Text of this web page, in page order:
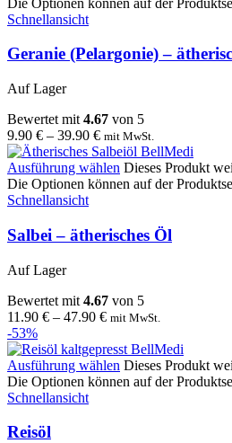
Schnellansicht
Geranie (Pelargonie) –
Auf Lager
Bewertet mit 4.67 von 5
9.90 € – 39.90 € mit MwSt.
Ausführung wählen Dieses Produkt
Die Optionen können auf der
Schnellansicht
Salbei – ätherisches Öl
Auf Lager
Bewertet mit 4.67 von 5
11.90 € – 47.90 € mit MwSt.
-53%
Ausführung wählen Dieses Produkt
Die Optionen können auf der
Schnellansicht
Reisöl